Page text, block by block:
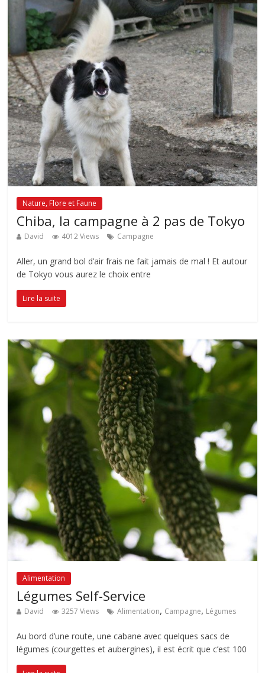
Nature, Flore et Faune
Chiba, la campagne à 2 pas de Tokyo
David 4012 Views Campagne
Aller, un grand bol d’air frais ne fait jamais de mal ! Et autour
de Tokyo vous aurez le choix entre
Lire la suite
Alimentation
Légumes Self-Service
David 3257 Views Alimentation, Campagne, Légumes
Au bord d’une route, une cabane avec quelques sacs de
légumes (courgettes et aubergines), il est écrit que c’est 100